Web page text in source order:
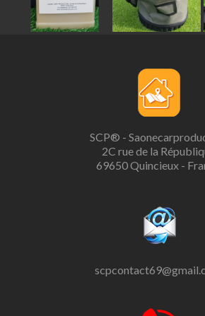
SCP® -
2C rue de la
69650 Quincieux -